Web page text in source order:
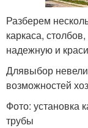
Разберем
каркаса,
надежную и
Длявыбор
возможностей
Фото: установка
трубы